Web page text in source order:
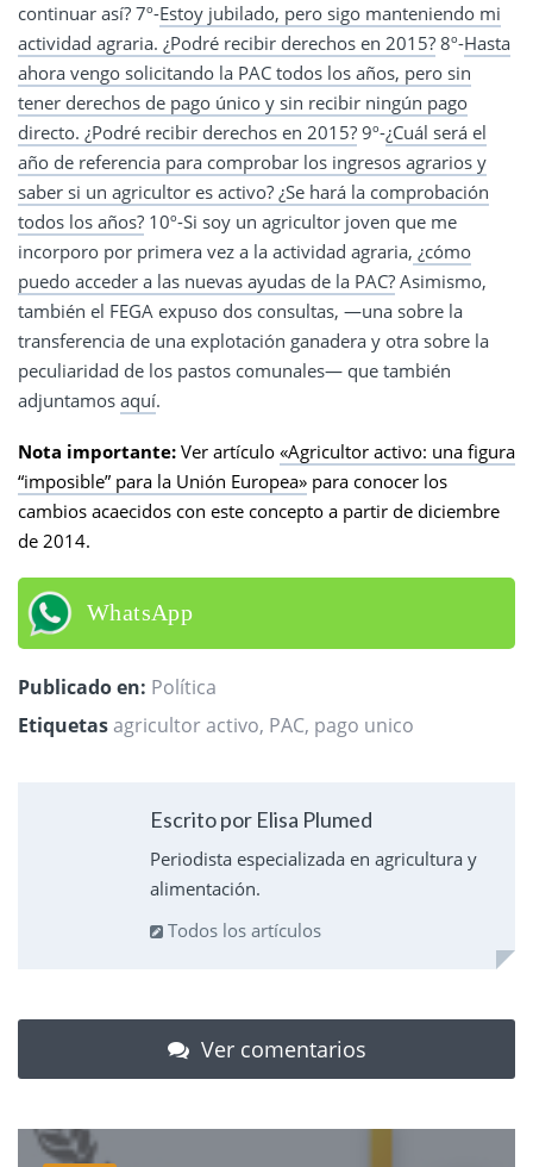
continuar así? 7º-Estoy jubilado, pero sigo manteniendo mi
actividad agraria. ¿Podré recibir derechos en 2015? 8º-Hasta
ahora vengo solicitando la PAC todos los años, pero sin
tener derechos de pago único y sin recibir ningún pago
directo. ¿Podré recibir derechos en 2015? 9º-¿Cuál será el
año de referencia para comprobar los ingresos agrarios y
saber si un agricultor es activo? ¿Se hará la comprobación
todos los años? 10º-Si soy un agricultor joven que me
incorporo por primera vez a la actividad agraria, ¿cómo
puedo acceder a las nuevas ayudas de la PAC? Asimismo,
también el FEGA expuso dos consultas, —una sobre la
transferencia de una explotación ganadera y otra sobre la
peculiaridad de los pastos comunales— que también
adjuntamos aquí.
Nota importante: Ver artículo «Agricultor activo: una figura
“imposible” para la Unión Europea» para conocer los
cambios acaecidos con este concepto a partir de diciembre
de 2014.
WhatsApp
Publicado en: Política
Etiquetasagricultor activo, PAC, pago unico
Escrito por Elisa Plumed
Periodista especializada en agricultura y
alimentación.
Todos los artículos
Ver comentarios